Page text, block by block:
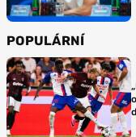
POPULÁRNÍ